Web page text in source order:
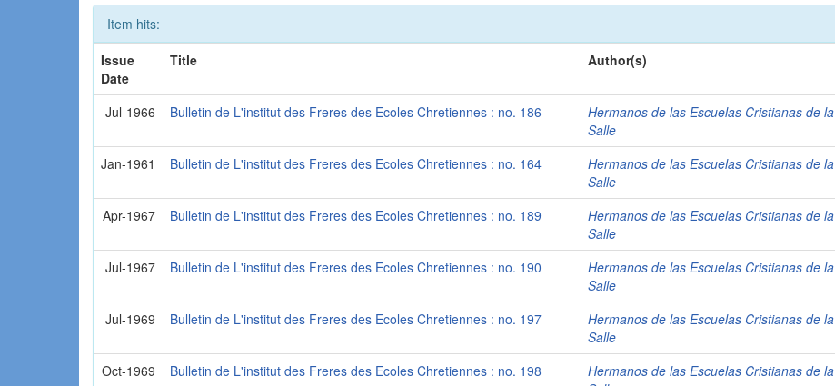
Item hits:
Issue
Date
Title Author(s)
Jul-1966 Bulletin de L'institut des Freres des Ecoles Chretiennes : no. 186
Hermanos de las Escuelas Cristianas de la
Salle
Jan-1961
Bulletin de L'institut des Freres des Ecoles Chretiennes : no. 164
Hermanos de las Escuelas Cristianas de la
Salle
Apr-1967
Bulletin de L'institut des Freres des Ecoles Chretiennes : no. 189
Hermanos de las Escuelas Cristianas de la
Salle
Jul-1967
Bulletin de L'institut des Freres des Ecoles Chretiennes : no. 190
Hermanos de las Escuelas Cristianas de la
Salle
Jul-1969
Bulletin de L'institut des Freres des Ecoles Chretiennes : no. 197
Hermanos de las Escuelas Cristianas de la
Salle
Oct-1969
Bulletin de L'institut des Freres des Ecoles Chretiennes : no. 198
Hermanos de las Escuelas Cristianas de la